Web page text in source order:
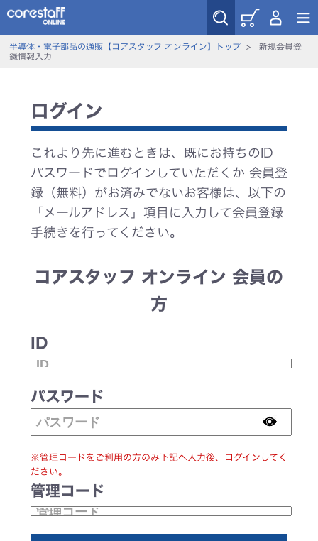
半導体・電子部品の通販【コアスタッフ オンライン】トップ> 新規会員登
録情報入力
ログイン
これより先に進むときは、既にお持ちのID
パスワードでログインしていただくか 会員登
録（無料）がお済みでないお客様は、以下の
「メールアドレス」項目に入力して会員登録
手続きを行ってください。
コアスタッフ オンライン 会員の
方
ID
パスワード
※管理コードをご利用の方のみ下記へ入力後、ログインしてく
ださい。
管理コード